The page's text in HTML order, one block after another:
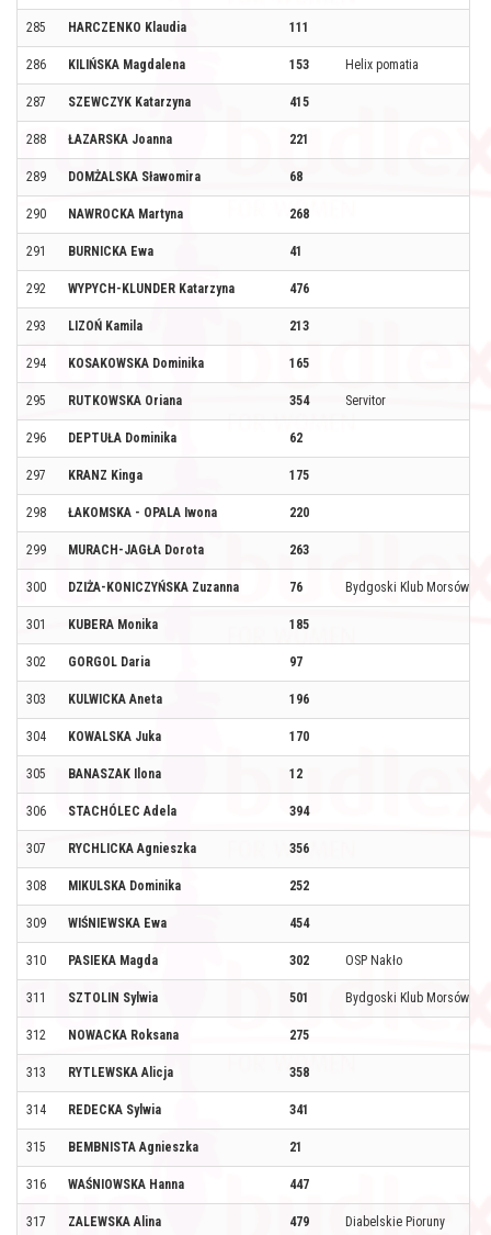
285 HARCZENKO Klaudia 111
286 KILIŃSKA Magdalena 153 Helix pomatia
287 SZEWCZYK Katarzyna 415
288 ŁAZARSKA Joanna 221
289 DOMŻALSKA Sławomira 68
290 NAWROCKA Martyna 268
291 BURNICKA Ewa 41
292 WYPYCH-KLUNDER Katarzyna 476
293 LIZOŃ Kamila 213
294 KOSAKOWSKA Dominika 165
295 RUTKOWSKA Oriana 354 Servitor
296 DEPTUŁA Dominika 62
297 KRANZ Kinga 175
298 ŁAKOMSKA - OPALA Iwona 220
299 MURACH-JAGŁA Dorota 263
300 DZIŻA-KONICZYŃSKA Zuzanna 76 Bydgoski Klub Morsów
301 KUBERA Monika 185
302 GORGOL Daria 97
303 KULWICKA Aneta 196
304 KOWALSKA Juka 170
305 BANASZAK Ilona 12
306 STACHÓLEC Adela 394
307 RYCHLICKA Agnieszka 356
308 MIKULSKA Dominika 252
309 WIŚNIEWSKA Ewa 454
310 PASIEKA Magda 302 OSP Nakło
311 SZTOLIN Sylwia 501 Bydgoski Klub Morsów
312 NOWACKA Roksana 275
313 RYTLEWSKA Alicja 358
314 REDECKA Sylwia 341
315 BEMBNISTA Agnieszka 21
316 WAŚNIOWSKA Hanna 447
317 ZALEWSKA Alina 479 Diabelskie Pioruny